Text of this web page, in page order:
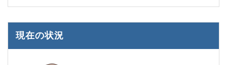
現在の状況